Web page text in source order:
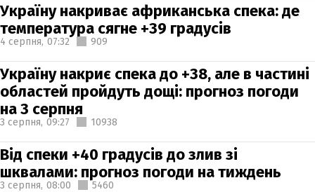
Україну накриває африканська спека: де
температура сягне +39 градусів
4 серпня, 07:32 909
Україну накриє спека до +38, але в частині
областей пройдуть дощі: прогноз погоди
на 3 серпня
3 серпня, 09:27 10938
Від спеки +40 градусів до злив зі
шквалами: прогноз погоди на тиждень
3 серпня, 08:00 5460